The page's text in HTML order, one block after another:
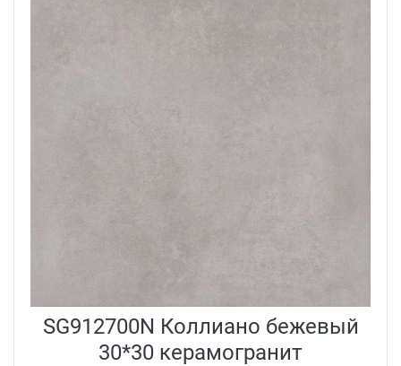
SG912700N Коллиано бежевый
30*30 керамогранит